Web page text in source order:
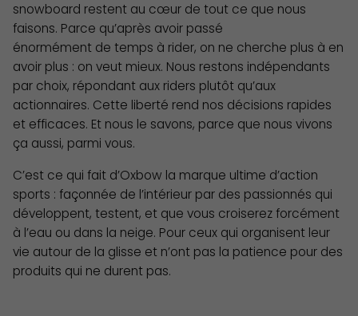
snowboard restent au cœur de tout ce que nous
faisons. Parce qu’après avoir passé
énormément de temps à rider, on ne cherche plus à en
avoir plus : on veut mieux. Nous restons indépendants
par choix, répondant aux riders plutôt qu’aux
actionnaires. Cette liberté rend nos décisions rapides
et efficaces. Et nous le savons, parce que nous vivons
ça aussi, parmi vous.
C’est ce qui fait d’Oxbow la marque ultime d’action
sports : façonnée de l’intérieur par des passionnés qui
développent, testent, et que vous croiserez forcément
à l’eau ou dans la neige. Pour ceux qui organisent leur
vie autour de la glisse et n’ont pas la patience pour des
produits qui ne durent pas.